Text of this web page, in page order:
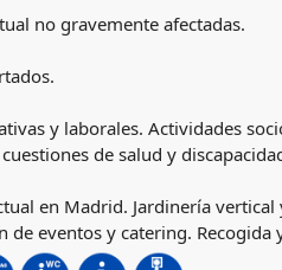
no gravemente afectadas.
y laborales. Actividades
de salud y
en Madrid. Jardinería
eventos y catering. Recogida